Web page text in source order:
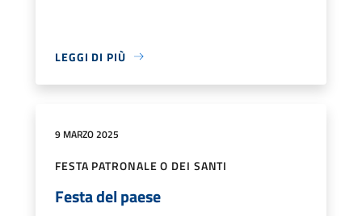
LEGGI DI PIÙ
9 MARZO 2025
FESTA PATRONALE O DEI SANTI
Festa del paese